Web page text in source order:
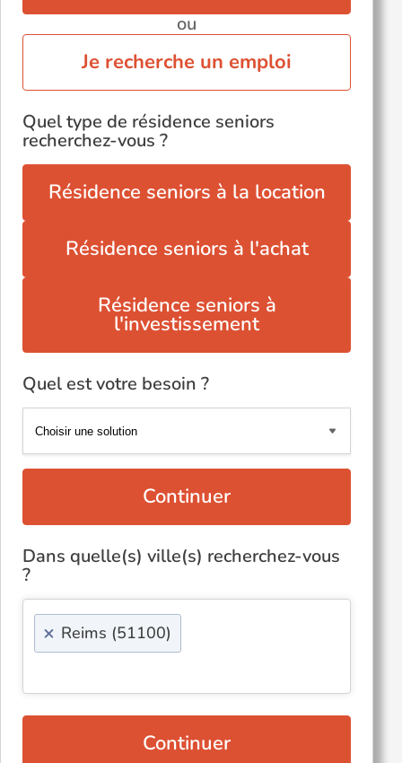
ou
Je recherche un emploi
Quel type de résidence seniors
recherchez-vous ?
Résidence seniors à la location
Résidence seniors à l'achat
Résidence seniors à
l'investissement
Quel est votre besoin ?
Continuer
Dans quelle(s) ville(s) recherchez-vous
?
× Reims (51100)
Continuer